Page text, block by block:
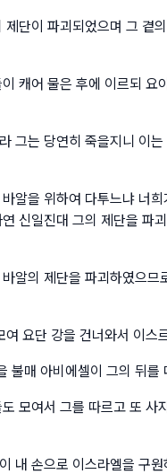
단이 파괴되었으며 그 곁
캐어 물은 후에 이르되 요
그는 당연히 죽을지니 이
알을 위하여 다투느냐 너
신일진대 그의 제단을 파
알의 제단을 파괴하였으
요단 강을 건너와서 이스
불매 아비에셀이 그의 뒤를
모여서 그를 따르고 또 사
내 손으로 이스라엘을 구원